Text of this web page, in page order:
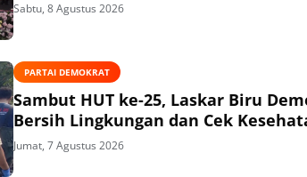
Sabtu, 8 Agustus 2026
PARTAI DEMOKRAT
Sambut HUT ke-25, Laskar Biru
Bersih Lingkungan dan Cek
Jumat, 7 Agustus 2026